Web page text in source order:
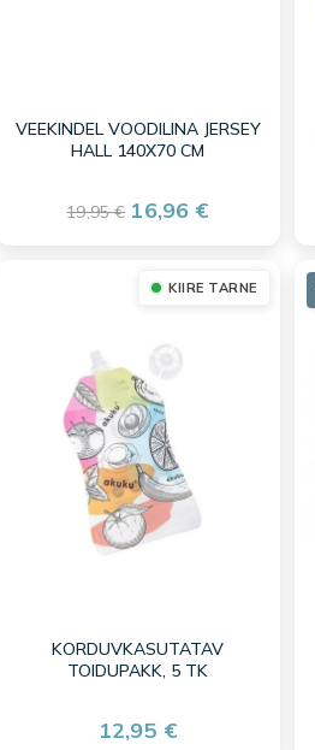
VEEKINDEL VOODILINA JERSEY
HALL 140X70 CM
19,95 € 16,96 €
KIIRE TARNE
KORDUVKASUTATAV
TOIDUPAKK, 5 TK
12,95 €